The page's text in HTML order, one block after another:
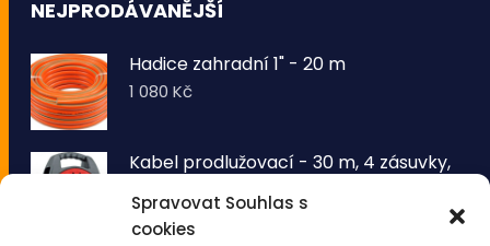
Spravovat Souhlas s
cookies
NEJPRODÁVANĚJŠÍ
Hadice zahradní 1" - 20 m
1 080Kč
Kabel prodlužovací - 30 m, 4 zásuvky,
1 260Kč